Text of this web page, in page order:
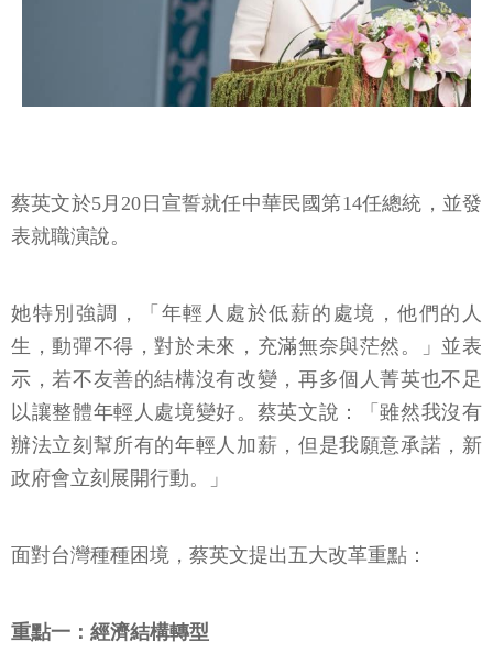
蔡英文於5月20日宣誓就任中華民國第14任總統，並發
表就職演說。
她特別強調，「年輕人處於低薪的處境，他們的人
生，動彈不得，對於未來，充滿無奈與茫然。」並表
示，若不友善的結構沒有改變，再多個人菁英也不足
以讓整體年輕人處境變好。蔡英文說：「雖然我沒有
辦法立刻幫所有的年輕人加薪，但是我願意承諾，新
政府會立刻展開行動。」
面對台灣種種困境，蔡英文提出五大改革重點：
重點一：經濟結構轉型